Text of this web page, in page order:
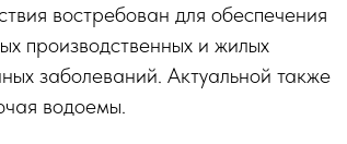
востребован для обеспечения
производственных и жилых
заболеваний. Актуальной также
водоемы.